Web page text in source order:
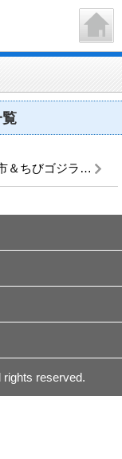
市制施行７０周年記念特別事業「北茨城市＆ちびゴジラの逆襲」 あんこうサミットで一日限定で復活します！
rights reserved.